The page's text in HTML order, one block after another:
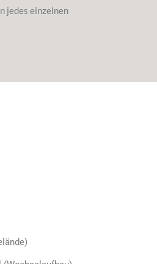
jedes einzelnen